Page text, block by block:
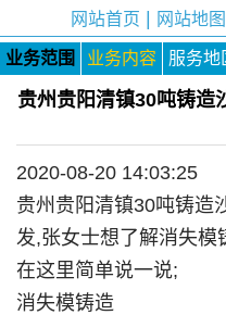
网站首页 网站地图
业务范围 业务内容 服务地
贵州贵阳清镇30吨铸造
2020-08-20 14:03:25
贵州贵阳清镇30吨铸造
发,张女士想了解消失模
在这里简单说一说;
消失模铸造